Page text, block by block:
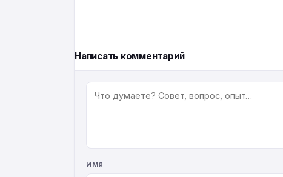
Написать комментарий
КОММЕНТАРИЙ
ИМЯ